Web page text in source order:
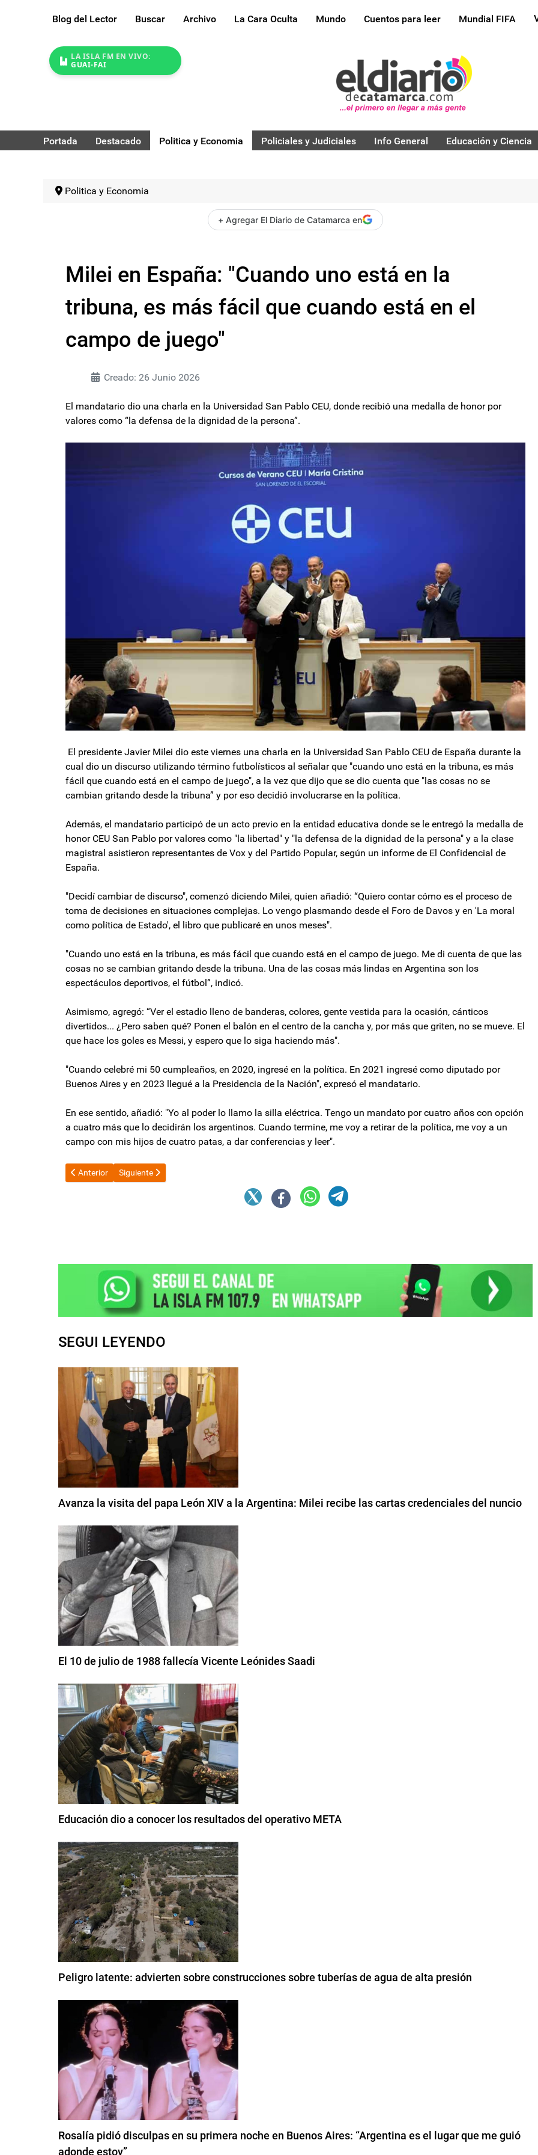
Blog del Lector Buscar Archivo La Cara Oculta Mundo Cuentos para leer Mundial FIFA
LA ISLA FM EN VIVO:
GUAI-FAI
Portada Destacado Politica y Economia Policiales y Judiciales Info General Educación y Ciencia
Politica y Economia
+ Agregar El Diario de Catamarca en
Milei en España: "Cuando uno está en la
tribuna, es más fácil que cuando está en el
campo de juego"
Creado: 26 Junio 2026
El mandatario dio una charla en la Universidad San Pablo CEU, donde recibió una medalla de honor por
valores como “la defensa de la dignidad de la persona”.
El presidente Javier Milei dio este viernes una charla en la Universidad San Pablo CEU de España durante la
cual dio un discurso utilizando término futbolísticos al señalar que "cuando uno está en la tribuna, es más
fácil que cuando está en el campo de juego", a la vez que dijo que se dio cuenta que "las cosas no se
cambian gritando desde la tribuna” y por eso decidió involucrarse en la política.
Además, el mandatario participó de un acto previo en la entidad educativa donde se le entregó la medalla de
honor CEU San Pablo por valores como "la libertad" y "la defensa de la dignidad de la persona" y a la clase
magistral asistieron representantes de Vox y del Partido Popular, según un informe de El Confidencial de
España.
"Decidí cambiar de discurso", comenzó diciendo Milei, quien añadió: “Quiero contar cómo es el proceso de
toma de decisiones en situaciones complejas. Lo vengo plasmando desde el Foro de Davos y en 'La moral
como política de Estado', el libro que publicaré en unos meses".
"Cuando uno está en la tribuna, es más fácil que cuando está en el campo de juego. Me di cuenta de que las
cosas no se cambian gritando desde la tribuna. Una de las cosas más lindas en Argentina son los
espectáculos deportivos, el fútbol”, indicó.
Asimismo, agregó: “Ver el estadio lleno de banderas, colores, gente vestida para la ocasión, cánticos
divertidos... ¿Pero saben qué? Ponen el balón en el centro de la cancha y, por más que griten, no se mueve. El
que hace los goles es Messi, y espero que lo siga haciendo más".
"Cuando celebré mi 50 cumpleaños, en 2020, ingresé en la política. En 2021 ingresé como diputado por
Buenos Aires y en 2023 llegué a la Presidencia de la Nación", expresó el mandatario.
En ese sentido, añadió: "Yo al poder lo llamo la silla eléctrica. Tengo un mandato por cuatro años con opción
a cuatro más que lo decidirán los argentinos. Cuando termine, me voy a retirar de la política, me voy a un
campo con mis hijos de cuatro patas, a dar conferencias y leer".
Artículo anterior: El Gobierno buscará renovar $16,2 billones y completar el cupo de colocación del bono
Anterior Artículo siguiente: Catamarca avanza en la formación profesional de conductores con la creación de un centro
Siguiente
SEGUI LEYENDO
Avanza la visita del papa León XIV a la Argentina: Milei recibe las cartas credenciales del nuncio
El 10 de julio de 1988 fallecía Vicente Leónides Saadi
Educación dio a conocer los resultados del operativo META
Peligro latente: advierten sobre construcciones sobre tuberías de agua de alta presión
Rosalía pidió disculpas en su primera noche en Buenos Aires: “Argentina es el lugar que me guió
adonde estoy”